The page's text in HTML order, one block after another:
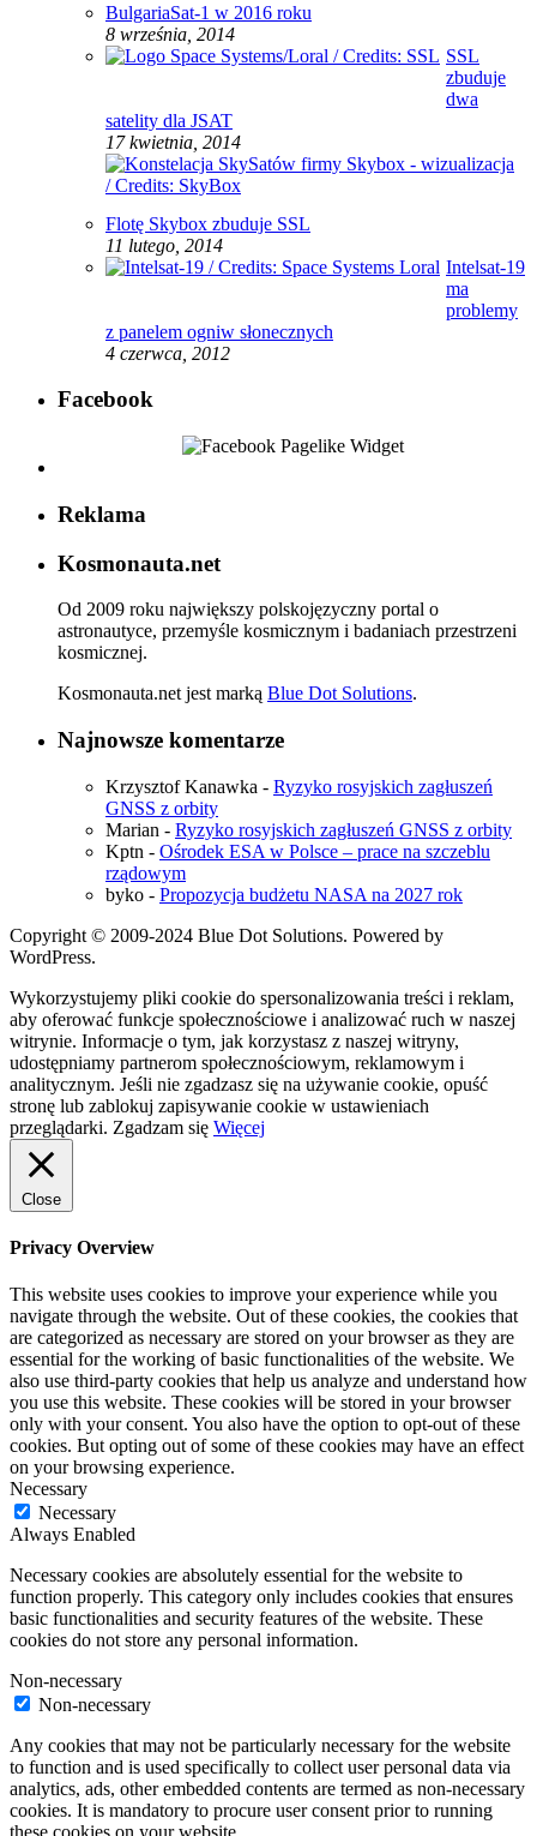
BulgariaSat-1 w 2016 roku
8 września, 2014
SSL
zbuduje
dwa
satelity dla JSAT
17 kwietnia, 2014
Flotę Skybox zbuduje SSL
11 lutego, 2014
Intelsat-19
ma
problemy
z panelem ogniw słonecznych
4 czerwca, 2012
Facebook
Reklama
Kosmonauta.net
Od 2009 roku największy polskojęzyczny portal o
astronautyce, przemyśle kosmicznym i badaniach przestrzeni
kosmicznej.
Kosmonauta.net jest marką Blue Dot Solutions.
Najnowsze komentarze
Krzysztof Kanawka - Ryzyko rosyjskich zagłuszeń
GNSS z orbity
Marian - Ryzyko rosyjskich zagłuszeń GNSS z orbity
Kptn - Ośrodek ESA w Polsce – prace na szczeblu
rządowym
byko - Propozycja budżetu NASA na 2027 rok
Copyright © 2009-2024 Blue Dot Solutions. Powered by
WordPress.
Wykorzystujemy pliki cookie do spersonalizowania treści i reklam,
aby oferować funkcje społecznościowe i analizować ruch w naszej
witrynie. Informacje o tym, jak korzystasz z naszej witryny,
udostępniamy partnerom społecznościowym, reklamowym i
analitycznym. Jeśli nie zgadzasz się na używanie cookie, opuść
stronę lub zablokuj zapisywanie cookie w ustawieniach
przeglądarki. Zgadzam się Więcej
Close
Privacy Overview
This website uses cookies to improve your experience while you
navigate through the website. Out of these cookies, the cookies that
are categorized as necessary are stored on your browser as they are
essential for the working of basic functionalities of the website. We
also use third-party cookies that help us analyze and understand how
you use this website. These cookies will be stored in your browser
only with your consent. You also have the option to opt-out of these
cookies. But opting out of some of these cookies may have an effect
on your browsing experience.
Necessary
Necessary
Always Enabled
Necessary cookies are absolutely essential for the website to
function properly. This category only includes cookies that ensures
basic functionalities and security features of the website. These
cookies do not store any personal information.
Non-necessary
Non-necessary
Any cookies that may not be particularly necessary for the website
to function and is used specifically to collect user personal data via
analytics, ads, other embedded contents are termed as non-necessary
cookies. It is mandatory to procure user consent prior to running